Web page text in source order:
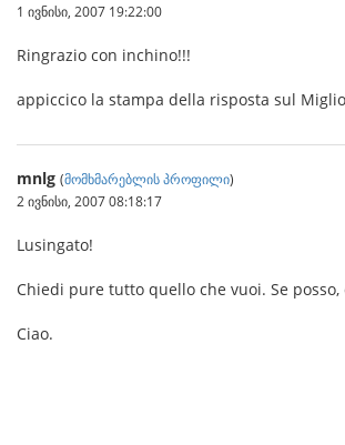
1 ივნისი, 2007 19:22:00
Ringrazio con inchino!!!
appiccico la stampa della risposta sul
mnlg (მომხმარებლის პროფილი)
2 ივნისი, 2007 08:18:17
Lusingato!
Chiedi pure tutto quello che vuoi. Se
Ciao.